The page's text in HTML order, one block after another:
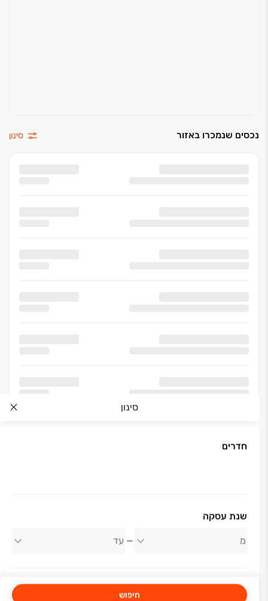
נכסים שנמכרו באזור סינון
סינון
חדרים
שנת עסקה
חיפוש